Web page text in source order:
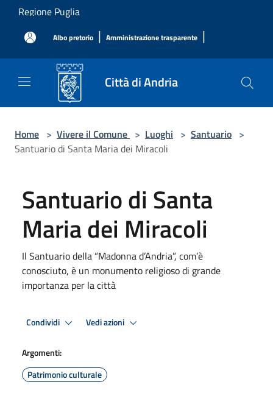
Salta al contenuto principale
Regione Puglia
Albo pretorio | Amministrazione trasparente |
Città di Andria
Home > Vivere il Comune > Luoghi > Santuario >
Santuario di Santa Maria dei Miracoli
Santuario di Santa
Maria dei Miracoli
Il Santuario della “Madonna d’Andria”, com’è
conosciuto, è un monumento religioso di grande
importanza per la città
Condividi Vedi azioni
Argomenti:
Patrimonio culturale